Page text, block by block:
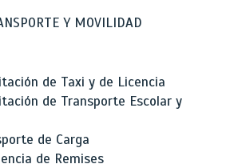
Y MOVILIDAD
de Taxi y de Licencia
de Transporte Escolar y
de Carga
de Remises